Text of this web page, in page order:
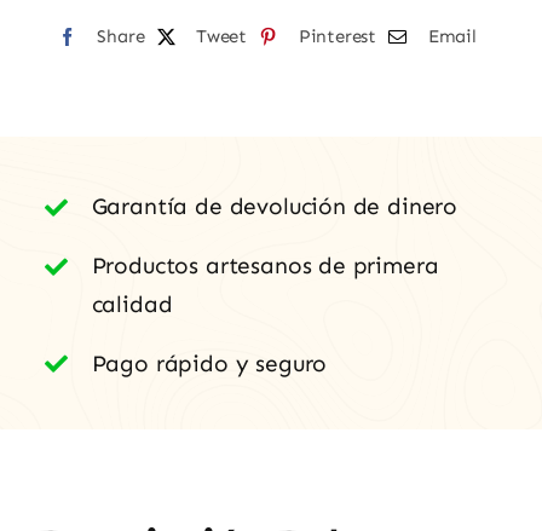
Villar"
Share Tweet Pinterest Email
Garantía de devolución de dinero
Productos artesanos de primera
calidad
Pago rápido y seguro